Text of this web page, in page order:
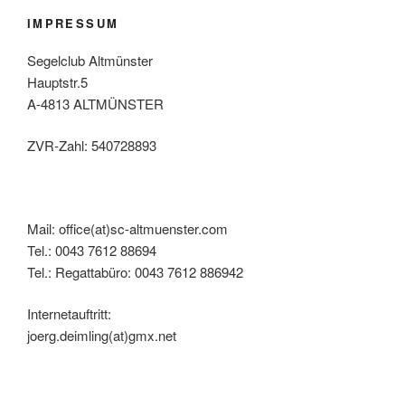
IMPRESSUM
Segelclub Altmünster
Hauptstr.5
A-4813 ALTMÜNSTER
ZVR-Zahl: 540728893
Mail: office(at)sc-altmuenster.com
Tel.: 0043 7612 88694
Tel.: Regattabüro: 0043 7612 886942
Internetauftritt:
joerg.deimling(at)gmx.net